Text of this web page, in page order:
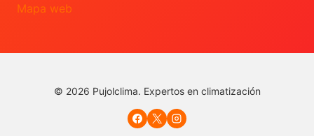
Mapa web
© 2026 Pujolclima. Expertos en climatización